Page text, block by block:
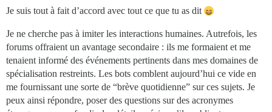
Je suis tout à fait d’accord avec tout ce que tu as dit
Je ne cherche pas à imiter les interactions humaines. Autrefois, les
forums offraient un avantage secondaire : ils me formaient et me
tenaient informé des événements pertinents dans mes domaines de
spécialisation restreints. Les bots comblent aujourd’hui ce vide en
me fournissant une sorte de “brève quotidienne” sur ces sujets. Je
peux ainsi répondre, poser des questions sur des acronymes